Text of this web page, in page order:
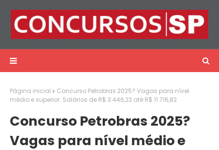
Página inicial
Concurso Petrobras 2025? Vagas para nível
médio e superior. Salários de R$ 3.446,23 até R$ 11.716,82
Concurso Petrobras 2025?
Vagas para nível médio e